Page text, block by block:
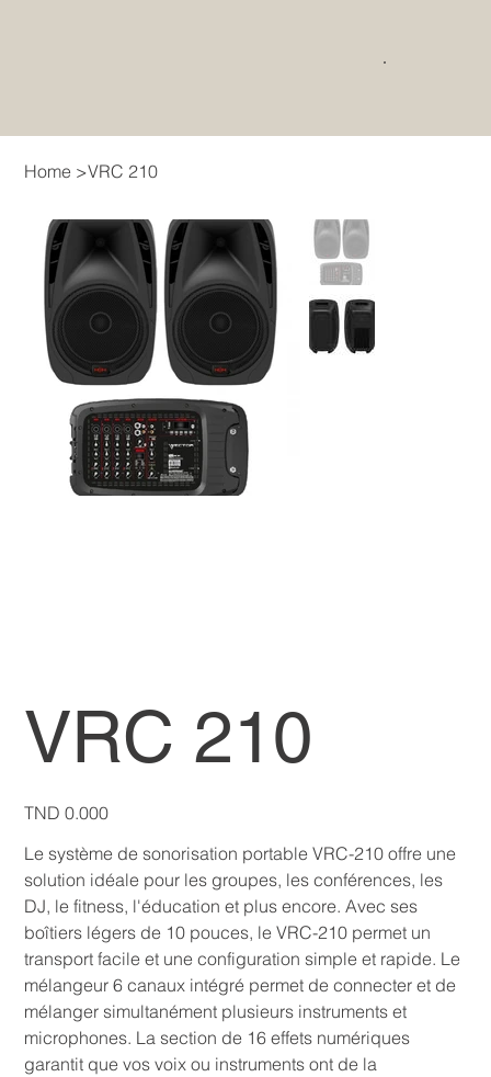
Home >VRC 210
VRC 210
Price
TND 0.000
Le système de sonorisation portable VRC-210 offre une
solution idéale pour les groupes, les conférences, les
DJ, le fitness, l'éducation et plus encore. Avec ses
boîtiers légers de 10 pouces, le VRC-210 permet un
transport facile et une configuration simple et rapide. Le
mélangeur 6 canaux intégré permet de connecter et de
mélanger simultanément plusieurs instruments et
microphones. La section de 16 effets numériques
garantit que vos voix ou instruments ont de la